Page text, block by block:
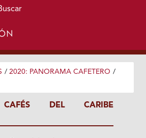
principal
sitio
/ 2020: PANORAMA CAFETERO /
CAFÉS DEL CARIBE